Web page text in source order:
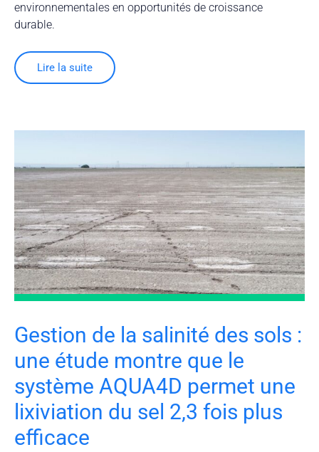
environnementales en opportunités de croissance
durable.
Lire la suite
Gestion de la salinité des sols :
une étude montre que le
système AQUA4D permet une
lixiviation du sel 2,3 fois plus
efficace